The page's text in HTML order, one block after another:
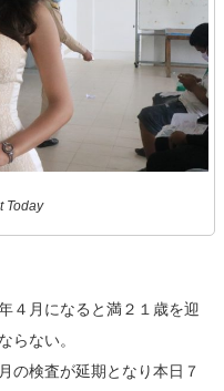
Today
４月になると満２１歳を迎
らない。
の検査が延期となり本日７